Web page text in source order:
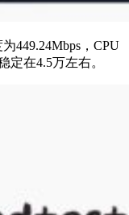
449.24Mbps，CPU
定在4.5万左右。